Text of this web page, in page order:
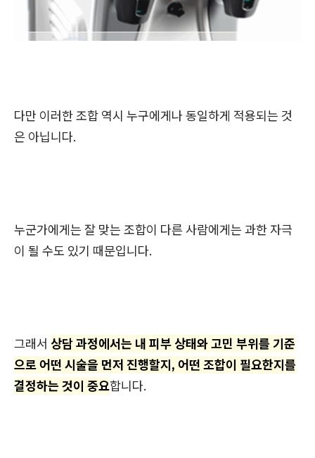
다만 이러한 조합 역시 누구에게나 동일하게 적용되는 것
은 아닙니다.
누군가에게는 잘 맞는 조합이 다른 사람에게는 과한 자극
이 될 수도 있기 때문입니다.
그래서 상담 과정에서는 내 피부 상태와 고민 부위를 기준
으로 어떤 시술을 먼저 진행할지, 어떤 조합이 필요한지를
결정하는 것이 중요합니다.